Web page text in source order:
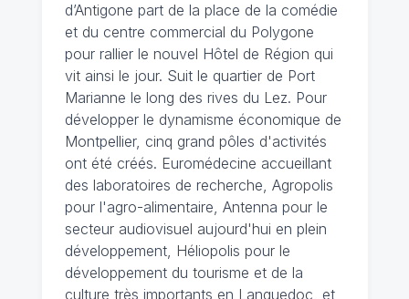
d’Antigone part de la place de la comédie
et du centre commercial du Polygone
pour rallier le nouvel Hôtel de Région qui
vit ainsi le jour. Suit le quartier de Port
Marianne le long des rives du Lez. Pour
développer le dynamisme économique de
Montpellier, cinq grand pôles d'activités
ont été créés. Euromédecine accueillant
des laboratoires de recherche, Agropolis
pour l'agro-alimentaire, Antenna pour le
secteur audiovisuel aujourd'hui en plein
développement, Héliopolis pour le
développement du tourisme et de la
culture très importants en Languedoc, et